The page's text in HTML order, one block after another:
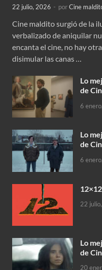
22 julio, 2026 - porCine
Cine maldito surgió de la
verbalizado de aniquilar
encanta el cine, no hay
disimular las canas …
Lo
de
6
Lo
de
6
22
Lo
de
20